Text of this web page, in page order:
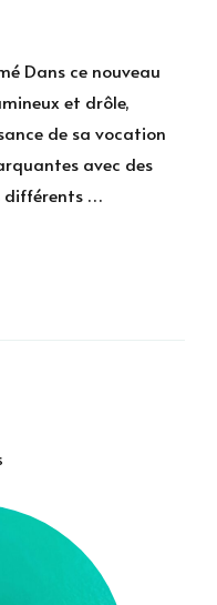
Dans ce nouveau
et drôle,
de sa vocation
avec des
différents …